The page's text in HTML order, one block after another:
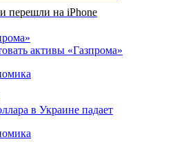
перешли на iPhone
активы «Газпрома»
в Украине падает